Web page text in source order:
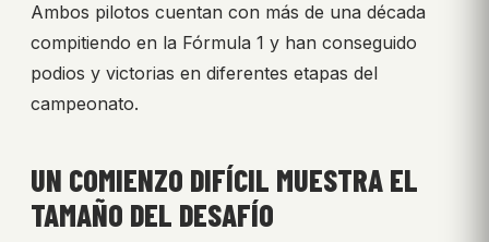
Ambos pilotos cuentan con más de una década
compitiendo en la Fórmula 1 y han conseguido
podios y victorias en diferentes etapas del
campeonato.
UN COMIENZO DIFÍCIL MUESTRA EL
TAMAÑO DEL DESAFÍO